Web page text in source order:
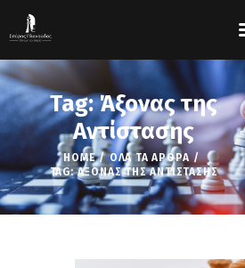
Tag: Άξονας της
Αντίστασης
HOME
ΌΛΑ ΤΑ ΆΡΘΡΑ
TAG: ΆΞΟΝΑΣ ΤΗΣ ΑΝΤΊΣΤΑΣΗΣ